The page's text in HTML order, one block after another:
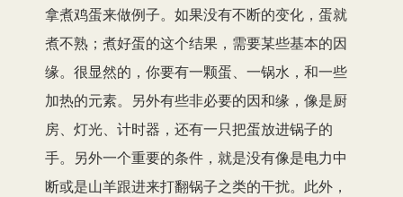
拿煮鸡蛋来做例子。如果没有不断的变化，蛋就
煮不熟；煮好蛋的这个结果，需要某些基本的因
缘。很显然的，你要有一颗蛋、一锅水，和一些
加热的元素。另外有些非必要的因和缘，像是厨
房、灯光、计时器，还有一只把蛋放进锅子的
手。另外一个重要的条件，就是没有像是电力中
断或是山羊跟进来打翻锅子之类的干扰。此外，